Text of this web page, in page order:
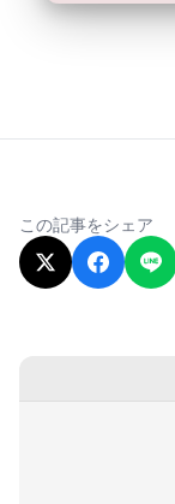
この記事をシェア